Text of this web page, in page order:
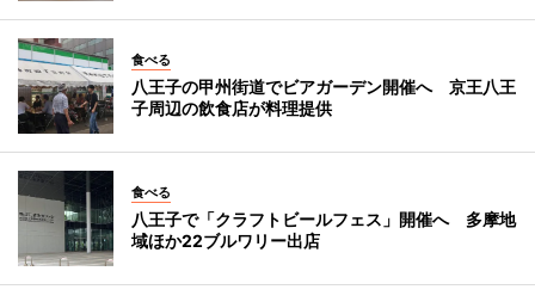
食べる
八王子の甲州街道でビアガーデン開催へ 京王八王
子周辺の飲食店が料理提供
食べる
八王子で「クラフトビールフェス」開催へ 多摩地
域ほか22ブルワリー出店